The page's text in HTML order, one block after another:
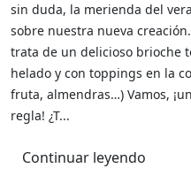
sin duda, la merienda del
sobre nuestra nueva
trata de un delicioso brioche
helado y con toppings en la
fruta, almendras…) Vamos,
regla! ¿T...
Continuar leyendo